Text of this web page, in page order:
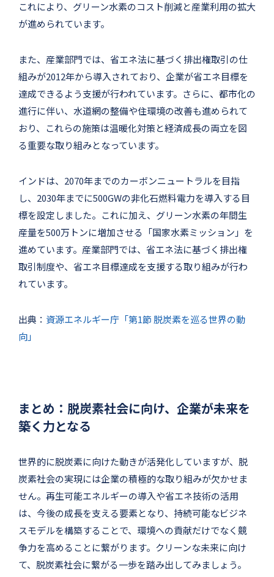
これにより、グリーン水素のコスト削減と産業利用の拡大
が進められています。
また、産業部門では、省エネ法に基づく排出権取引の仕
組みが2012年から導入されており、企業が省エネ目標を
達成できるよう支援が行われています。さらに、都市化の
進行に伴い、水道網の整備や住環境の改善も進められて
おり、これらの施策は温暖化対策と経済成長の両立を図
る重要な取り組みとなっています。
インドは、2070年までのカーボンニュートラルを目指
し、2030年までに500GWの非化石燃料電力を導入する目
標を設定しました。これに加え、グリーン水素の年間生
産量を500万トンに増加させる「国家水素ミッション」を
進めています。産業部門では、省エネ法に基づく排出権
取引制度や、省エネ目標達成を支援する取り組みが行わ
れています。
出典： 資源エネルギー庁「第1節 脱炭素を巡る世界の動
向」
まとめ：脱炭素社会に向け、企業が未来を
築く力となる
世界的に脱炭素に向けた動きが活発化していますが、脱
炭素社会の実現には企業の積極的な取り組みが欠かせま
せん。再生可能エネルギーの導入や省エネ技術の活用
は、今後の成長を支える要素となり、持続可能なビジネ
スモデルを構築することで、環境への貢献だけでなく競
争力を高めることに繋がります。クリーンな未来に向け
て、脱炭素社会に繋がる一歩を踏み出してみましょう。